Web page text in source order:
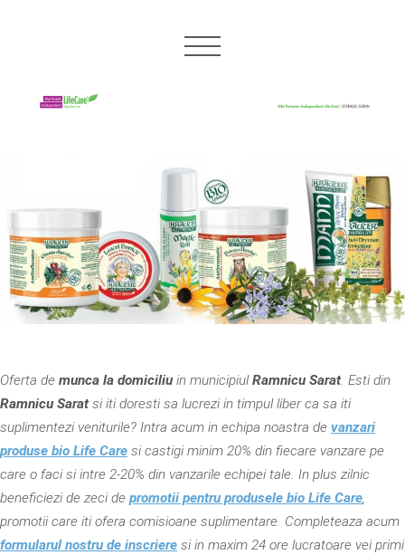
Oferta de munca la domiciliu in municipiulRamnicu Sarat. Esti din
Ramnicu Saratsi iti doresti sa lucrezi in timpul liber ca sa iti
suplimentezi veniturile? Intra acum in echipa noastra de vanzari
produse bio Life Care si castigi minim 20% din fiecare vanzare pe
care o faci si intre 2-20% din vanzarile echipei tale. In plus zilnic
beneficiezi de zeci de promotii pentru produsele bio Life Care,
promotii care iti ofera comisioane suplimentare. Completeaza acum
formularul nostru de inscriere si in maxim 24 ore lucratoare vei primi